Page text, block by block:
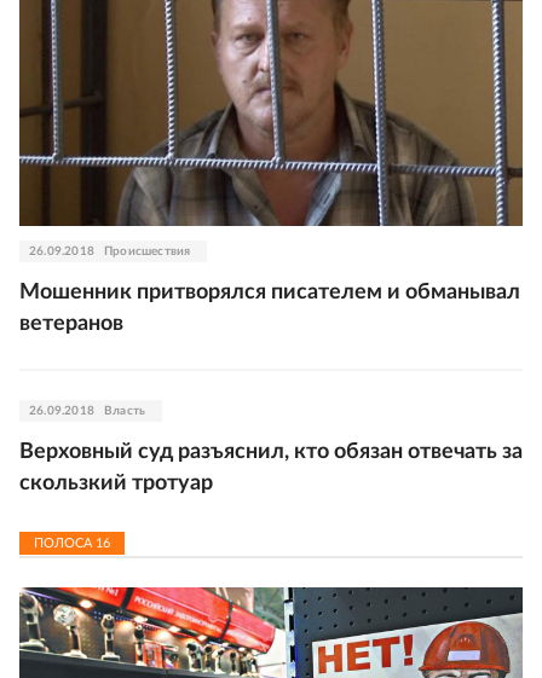
26.09.2018 Происшествия
Мошенник притворялся писателем и обманывал
ветеранов
26.09.2018 Власть
Верховный суд разъяснил, кто обязан отвечать за
скользкий тротуар
ПОЛОСА 16